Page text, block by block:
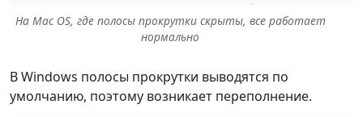
На Mac OS, где полосы прокрутки скрыты, все работает
нормально
В Windows полосы прокрутки выводятся по
умолчанию, поэтому возникает переполнение.